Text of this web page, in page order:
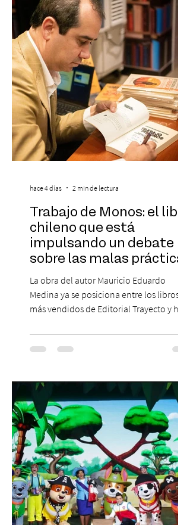
formando parte una vez más de la
selección anual de la publicación que
destaca a los artistas menores de 21 años
más influyentes de la industria musical.
Este reconocimiento reaf
Trabajo de Monos: el libro
chileno que está
impulsando un debate
sobre las malas prácticas
laborales y el futuro del
trabajo
La obra del autor Mauricio Eduardo
Medina ya se posiciona entre los libros
más vendidos de Editorial Trayecto y ha
para mejorar los procesos de selección
laboral en Chile. En un contexto donde el
experiencias laborales forman parte de la
realidad de miles de trabajadores, Trabajo
de Monos – Reflexiones de la Selva
Corporativa, del autor Mauricio Eduardo
Medina, ha trascendido el ámbito editorial
hace 4 días 2 min de lectura